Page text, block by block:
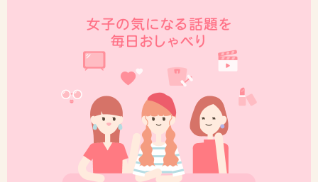
+7
彼氏が 「やってみたかった！も～こんなんちょっとしたギ
ャグや〜」といって バラ20本くれました・・・黄色いの。
私としても 真面目に渡されるよりは 良かったけど、帰りの
電車がかなり恥ずかしかった！そして家族に見られるのさ
え恥ずかしかった！！